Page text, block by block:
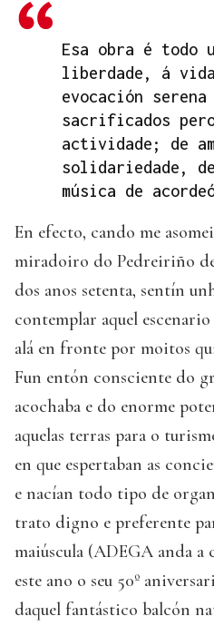
Esa obra é todo
liberdade, á
evocación
sacrificados
actividade; de
solidariedade,
música de
En efecto, cando me
miradoiro do Pedreiriño
dos anos setenta, sentín
contemplar aquel
alá en fronte por moitos
Fun entón consciente do
acochaba e do enorme
aquelas terras para o
en que espertaban as
e nacían todo tipo de
trato digno e preferente
maiúscula (ADEGA anda a
este ano o seu 50º
daquel fantástico balcón